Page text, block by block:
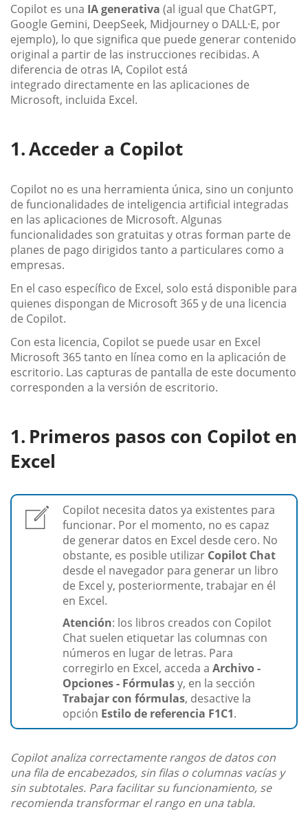
Copilot es una IA generativa (al igual que ChatGPT,
Google Gemini, DeepSeek, Midjourney o DALL·E, por
ejemplo), lo que significa que puede generar contenido
original a partir de las instrucciones recibidas. A
diferencia de otras IA, Copilot está
integrado directamente en las aplicaciones de
Microsoft, incluida Excel.
Acceder a Copilot
Copilot no es una herramienta única, sino un conjunto
de funcionalidades de inteligencia artificial integradas
en las aplicaciones de Microsoft. Algunas
funcionalidades son gratuitas y otras forman parte de
planes de pago dirigidos tanto a particulares como a
empresas.
En el caso específico de Excel, solo está disponible para
quienes dispongan de Microsoft 365 y de una licencia
de Copilot.
Con esta licencia, Copilot se puede usar en Excel
Microsoft 365 tanto en línea como en la aplicación de
escritorio. Las capturas de pantalla de este documento
corresponden a la versión de escritorio.
Primeros pasos con Copilot en
Excel
Copilot necesita datos ya existentes para
funcionar. Por el momento, no es capaz
de generar datos en Excel desde cero. No
obstante, es posible utilizar Copilot Chat
desde el navegador para generar un libro
de Excel y, posteriormente, trabajar en él
en Excel.
Atención: los libros creados con Copilot
Chat suelen etiquetar las columnas con
números en lugar de letras. Para
corregirlo en Excel, acceda a Archivo -
Opciones - Fórmulasy, en la sección
Trabajar con fórmulas, desactive la
opción Estilo de referencia F1C1.
Copilot analiza correctamente rangos de datos con
una fila de encabezados, sin filas o columnas vacías y
sin subtotales. Para facilitar su funcionamiento, se
recomienda transformar el rango en una tabla.